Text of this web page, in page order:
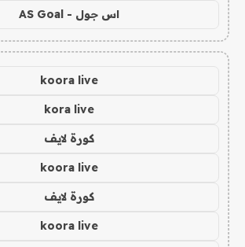
اس جول - AS Goal
koora live
kora live
كورة لايف
koora live
كورة لايف
koora live